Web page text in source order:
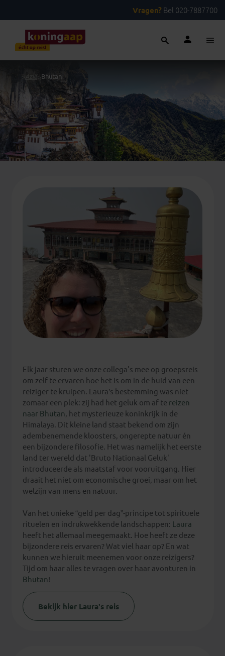
Vragen? Bel 020-7887700
>Azië >Bhutan
Elk jaar sturen we onze collega's mee op groepsreis
om zelf te ervaren hoe het is om in de huid van een
reiziger te kruipen. Laura’s bestemming was niet
zomaar een plek: zij had het geluk om af te reizen
naar Bhutan, het mysterieuze koninkrijk in de
Himalaya. Dit kleine land staat bekend om zijn
adembenemende kloosters, ongerepte natuur én
een bijzondere filosofie. Het was namelijk het eerste
land ter wereld dat 'Bruto Nationaal Geluk'
introduceerde als maatstaf voor vooruitgang. Hier
draait het niet om economische groei, maar om het
welzijn van mens en natuur.
Van het unieke “geld per dag”-principe tot spirituele
rituelen en indrukwekkende landschappen: Laura
heeft het allemaal meegemaakt. Hoe heeft ze deze
bijzondere reis ervaren? Wat viel haar op? En wat
kunnen we hieruit meenemen voor onze reizigers?
Tijd om haar alles te vragen over haar avonturen in
Bhutan!
Bekijk hier Laura's reis